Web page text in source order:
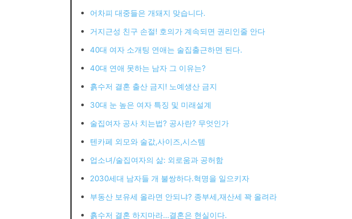
어차피 대중들은 개돼지 맞습니다.
거지근성 친구 손절! 호의가 계속되면 권리인줄 안다
40대 여자 소개팅 연애는 술집출근하면 된다.
40대 연애 못하는 남자 그 이유는?
흙수저 결혼 출산 금지! 노예생산 금지
30대 눈 높은 여자 특징 및 미래설계
술집여자 공사 치는법? 공사란? 무엇인가
텐카페 외모와 술값,사이즈,시스템
업소녀/술집여자의 삶: 외로움과 공허함
2030세대 남자들 개 불쌍하다.혁명을 일으키자
부동산 보유세 올라면 안되냐? 종부세,재산세 꽉 올려라
흙수저 결혼 하지마라…결혼은 현실이다.